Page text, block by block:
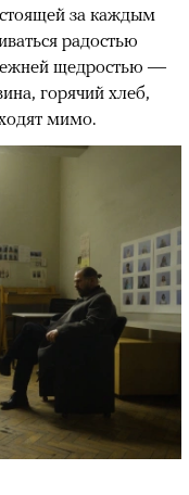
за каждым
радостью
щедростью —
горячий хлеб,
мимо.